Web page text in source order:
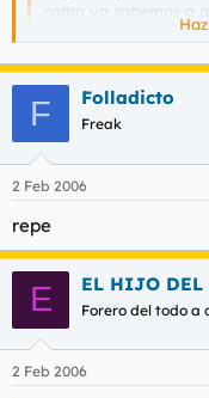
como ya sabemos a
es por las playas y
A esos países va toda
y sobre todo parejas. A
ignorante.
-Tercero,las chicas
estan ahi, es eso o
cuando ejercen de
eligen ellas
Y entonces donde está
-Cuarto, te lo dice
F Folladicto
Freak
2 Feb 2006
repe
E EL HIJO DEL
Forero del todo a
2 Feb 2006